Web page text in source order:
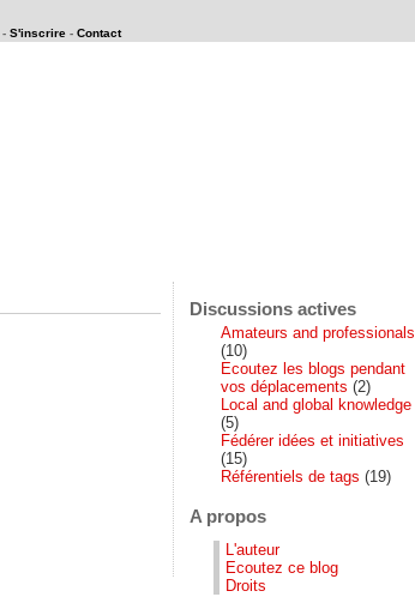
- S'inscrire - Contact
Discussions actives
Amateurs and professionals
(10)
Ecoutez les blogs pendant
vos déplacements (2)
Local and global knowledge
(5)
Fédérer idées et initiatives
(15)
Référentiels de tags (19)
A propos
L'auteur
Ecoutez ce blog
Droits